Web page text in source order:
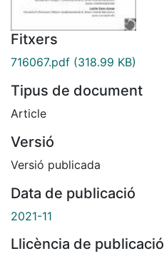
Fitxers
716067.pdf (318.99 KB)
Tipus de document
Article
Versió
Versió publicada
Data de publicació
2021-11
Llicència de publicació